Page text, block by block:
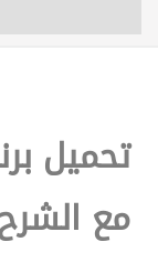
اتصل بنا
مع